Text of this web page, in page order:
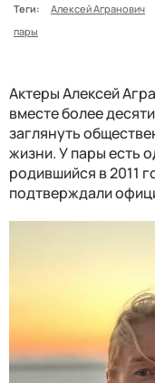
Теги:
Алексей Агранович
пары
Актеры Алексей
вместе более
заглянуть
жизни. У пары есть
родившийся в 2011
подтверждали